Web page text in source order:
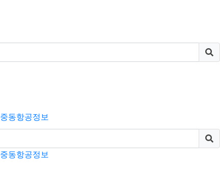
중동항공정보
중동항공정보